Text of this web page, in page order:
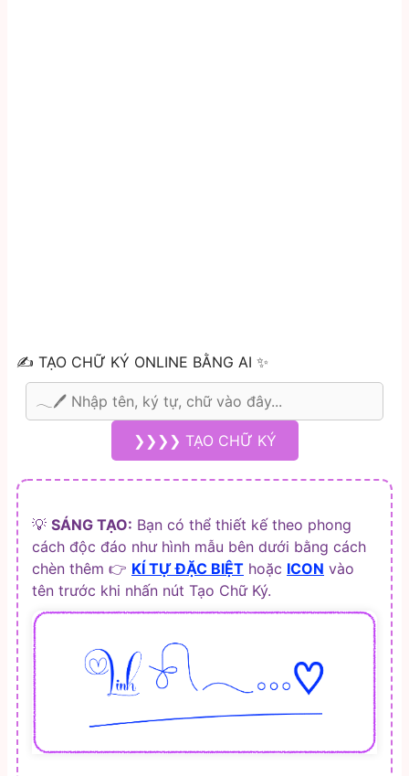
✍️ TẠO CHỮ KÝ ONLINE BẰNG AI ✨
❯❯❯❯ TẠO CHỮ KÝ
💡 SÁNG TẠO: Bạn có thể thiết kế theo phong
cách độc đáo như hình mẫu bên dưới bằng cách
chèn thêm 👉 KÍ TỰ ĐẶC BIỆT hoặc ICON vào
tên trước khi nhấn nút Tạo Chữ Ký.